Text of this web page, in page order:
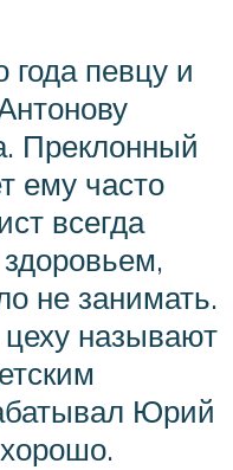
певцу и
Преклонный
ему часто
всегда
не занимать.
называют
Юрий